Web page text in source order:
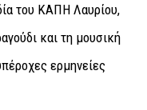
του ΚΑΠΗ Λαυρίου,
και τη μουσική
ερμηνείες